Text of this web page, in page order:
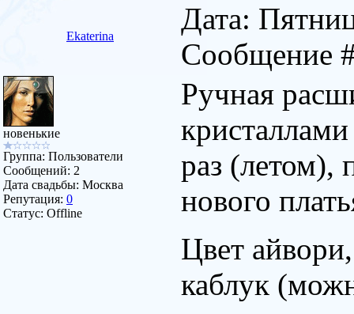
Ekaterina
Дата:
Сообщение
новенькие
Группа: Пользователи
Сообщений: 2
Дата свадьбы: Москва
Репутация: 0
Статус: Offline
Ручная
раз (летом),
нового
Цвет
каблук